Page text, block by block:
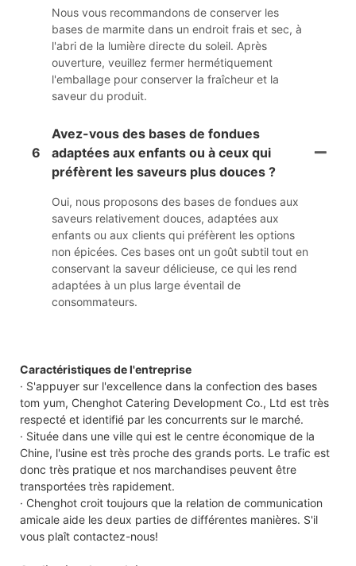
Nous vous recommandons de conserver les
bases de marmite dans un endroit frais et sec, à
l'abri de la lumière directe du soleil. Après
ouverture, veuillez fermer hermétiquement
l'emballage pour conserver la fraîcheur et la
saveur du produit.
6
Avez-vous des bases de fondues
adaptées aux enfants ou à ceux qui
préfèrent les saveurs plus douces ?
Oui, nous proposons des bases de fondues aux
saveurs relativement douces, adaptées aux
enfants ou aux clients qui préfèrent les options
non épicées. Ces bases ont un goût subtil tout en
conservant la saveur délicieuse, ce qui les rend
adaptées à un plus large éventail de
consommateurs.
Caractéristiques de l'entreprise
· S'appuyer sur l'excellence dans la confection des bases
tom yum, Chenghot Catering Development Co., Ltd est très
respecté et identifié par les concurrents sur le marché.
· Située dans une ville qui est le centre économique de la
Chine, l'usine est très proche des grands ports. Le trafic est
donc très pratique et nos marchandises peuvent être
transportées très rapidement.
· Chenghot croit toujours que la relation de communication
amicale aide les deux parties de différentes manières. S'il
vous plaît contactez-nous!